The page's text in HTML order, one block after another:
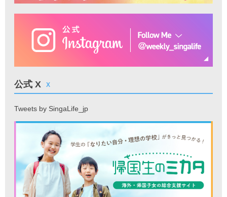
公式 X X
Tweets by SingaLife_jp